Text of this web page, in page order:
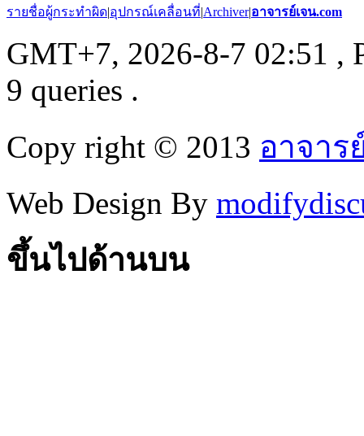
รายชื่อผู้กระทำผิด|อุปกรณ์เคลื่อนที่|Archiver|อาจารย์เจน.com
GMT+7, 2026-8-7 02:51 ,
9 queries .
Copy right © 2013 อาจาร
Web Design By
ขึ้นไปด้านบน